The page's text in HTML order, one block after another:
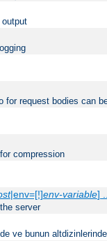
output
for request bodies can
compression
|env=[!]env-variable]
server
ve bunun